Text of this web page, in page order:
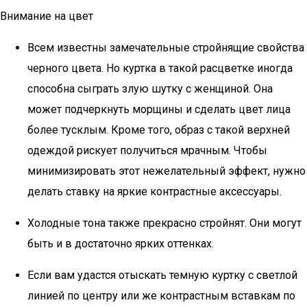
Внимание на цвет
Всем известны замечательные стройнящие свойства
черного цвета. Но куртка в такой расцветке иногда
способна сыграть злую шутку с женщиной. Она
может подчеркнуть морщины и сделать цвет лица
более тусклым. Кроме того, образ с такой верхней
одеждой рискует получиться мрачным. Чтобы
минимизировать этот нежелательный эффект, нужно
делать ставку на яркие контрастные аксессуары.
Холодные тона также прекрасно стройнят. Они могут
быть и в достаточно ярких оттенках.
Если вам удастся отыскать темную куртку с светлой
линией по центру или же контрастным вставкам по